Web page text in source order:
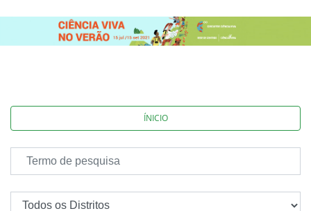
ÍNICIO